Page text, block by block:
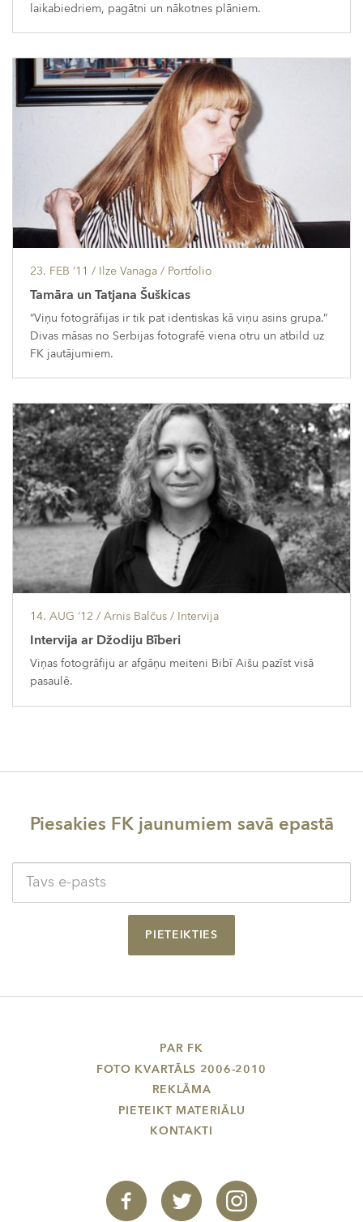
laikabiedriem, pagātni un nākotnes plāniem.
23. FEB ’11 / Ilze Vanaga / Portfolio
Tamāra un Tatjana Šuškicas
“Viņu fotogrāfijas ir tik pat identiskas kā viņu asins grupa.”
Divas māsas no Serbijas fotografē viena otru un atbild uz
FK jautājumiem.
14. AUG ’12 / Arnis Balčus / Intervija
Intervija ar Džodiju Bīberi
Viņas fotogrāfiju ar afgāņu meiteni Bibī Aišu pazīst visā
pasaulē.
Piesakies FK jaunumiem savā epastā
PIETEIKTIES
PAR FK
FOTO KVARTĀLS 2006-2010
REKLĀMA
PIETEIKT MATERIĀLU
KONTAKTI